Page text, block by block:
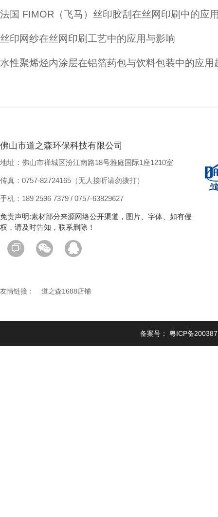
法国 FIMOR（飞马）丝印胶刮在丝网印刷中的应
丝印网纱在丝网印刷工艺中的应用与影响
水性聚烯烃内涂层在铝箔药包与饮料包装中的应用
佛山市道之森环保科技有限公司
地址：佛山市禅城区汾江南路18号雅庭国际1座1210室
传真：0757-82724165（无人接听请勿拨打）
手机：189 2596 7379 / 0757-63829627
免责声明:素材部分来源网络公开渠道，图片、字体、如有侵
权，请及时告知，联系删除！
友情链接： 道之森1688店铺
备案号： 粤ICP备